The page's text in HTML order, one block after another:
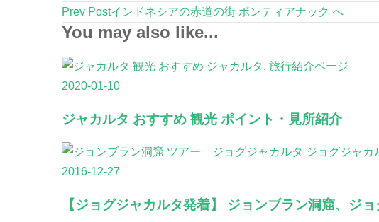
Post
Navigation
Prev Postインドネシアの赤道の街 ポンティアナック へ
You may also like...
ジャカルタ, 旅行紹介ページ
2020-01-10
ジャカルタ おすすめ 観光 ポイント・見所紹介
ジョグジャカ
2016-12-27
【ジョグジャカルタ発着】 ジョンブラン洞窟、ジ